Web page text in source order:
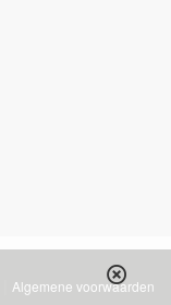
Algemene voorwaarden